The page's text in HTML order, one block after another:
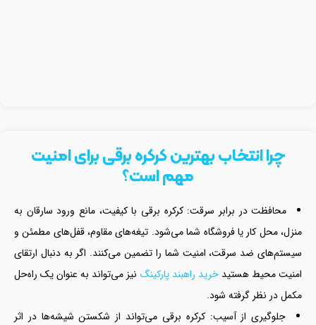
چرا انتخاب بهترین کرکره برقی برای امنیت
مهم است؟
محافظت در برابر سرقت: کرکره برقی با کیفیت، مانع ورود سارقان به
منزل، محل کار یا فروشگاه شما می‌شود. تیغه‌های مقاوم، قفل‌های مطمئن و
سیستم‌های ضد سرقت، امنیت شما را تضمین می‌کنند. اگر به دنبال ارتقای
امنیت محیط هستیدخرید راهبند پارکینگنیز می‌تواند به عنوان یک راه‌حل
مکمل در نظر گرفته شود.
جلوگیری از آسیب: کرکره برقی می‌تواند از شکستن شیشه‌ها در اثر